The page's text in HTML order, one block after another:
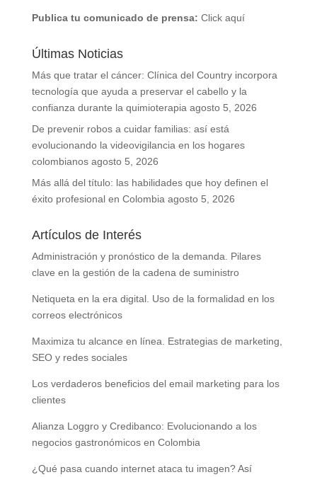
Publica tu comunicado de prensa: Click aquí
Últimas Noticias
Más que tratar el cáncer: Clínica del Country incorpora
tecnología que ayuda a preservar el cabello y la
confianza durante la quimioterapia agosto 5, 2026
De prevenir robos a cuidar familias: así está
evolucionando la videovigilancia en los hogares
colombianos agosto 5, 2026
Más allá del título: las habilidades que hoy definen el
éxito profesional en Colombia agosto 5, 2026
Artículos de Interés
Administración y pronóstico de la demanda. Pilares
clave en la gestión de la cadena de suministro
Netiqueta en la era digital. Uso de la formalidad en los
correos electrónicos
Maximiza tu alcance en línea. Estrategias de marketing,
SEO y redes sociales
Los verdaderos beneficios del email marketing para los
clientes
Alianza Loggro y Credibanco: Evolucionando a los
negocios gastronómicos en Colombia
¿Qué pasa cuando internet ataca tu imagen? Así